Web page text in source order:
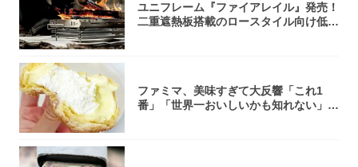
ユニフレーム『ファイアレイル』発売！
二重遮熱板搭載のロースタイル向け低型
ファミマ、美味すぎて大反響「これ1
番」「世界一おいしいかも知れない」